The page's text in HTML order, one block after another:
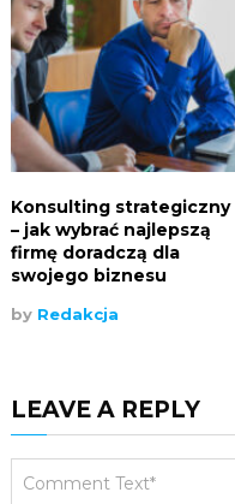
Konsulting strategiczny
– jak wybrać najlepszą
firmę doradczą dla
swojego biznesu
by Redakcja
LEAVE A REPLY